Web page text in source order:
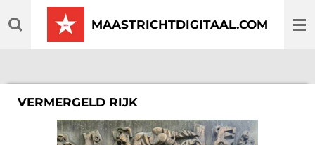
direct
MAASTRICHTDIGITAAL.COM
VERMERGELD RIJK